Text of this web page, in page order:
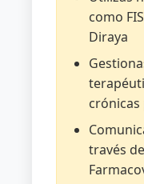
Salud.
Visado
de
como
Diraya
crónicas
través